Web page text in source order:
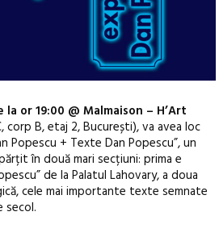
or 19:00 @ Malmaison – H’Art
corp B, etaj 2, București), va avea loc
Popescu + Texte Dan Popescu”, un
în două mari secțiuni: prima e
de la Palatul Lahovary, a doua
cele mai importante texte semnate